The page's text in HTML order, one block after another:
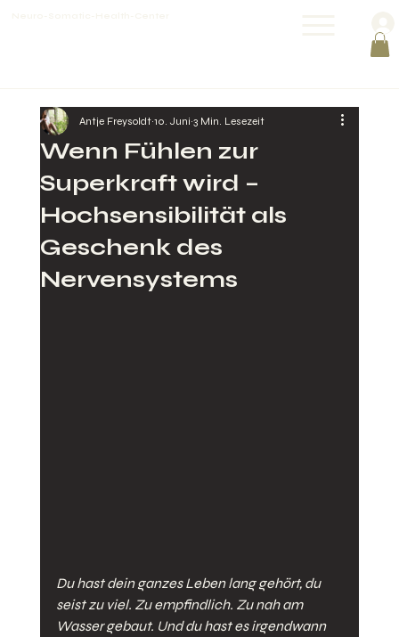
Wenn Fühlen zur
Superkraft wird –
Hochsensibilität als
Geschenk des
Nervensystems
Antje Freysoldt 10. Juni 3 Min. Lesezeit
Du hast dein ganzes Leben lang gehört, du
seist zu viel. Zu empfindlich. Zu nah am
Wasser gebaut. Und du hast es irgendwann